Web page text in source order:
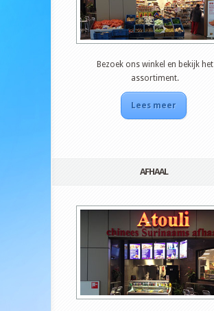
Bezoek ons winkel en bekijk het
assortiment.
Lees meer
AFHAAL